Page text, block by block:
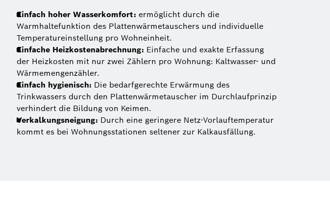
Einfach hoher Wasserkomfort: ermöglicht durch die
Warmhaltefunktion des Plattenwärmetauschers und individuelle
Temperatureinstellung pro Wohneinheit.
Einfache Heizkostenabrechnung: Einfache und exakte Erfassung
der Heizkosten mit nur zwei Zählern pro Wohnung: Kaltwasser- und
Wärmemengenzähler.
Einfach hygienisch: Die bedarfgerechte Erwärmung des
Trinkwassers durch den Plattenwärmetauscher im Durchlaufprinzip
verhindert die Bildung von Keimen.
Verkalkungsneigung: Durch eine geringere Netz-Vorlauftemperatur
kommt es bei Wohnungsstationen seltener zur Kalkausfällung.